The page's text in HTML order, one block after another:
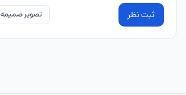
ثبت نظر تصویر ضمیمه